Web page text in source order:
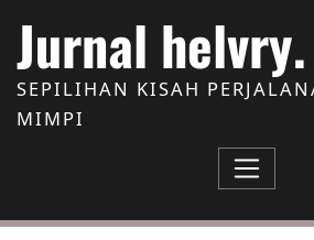
Jurnal helvry.
SEPILIHAN KISAH
MIMPI